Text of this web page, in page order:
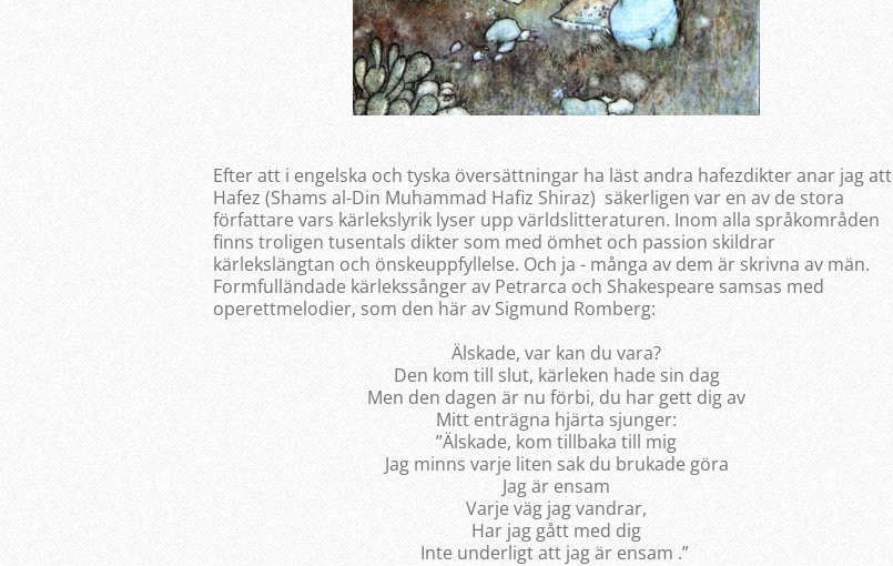
Efter att i engelska och tyska översättningar ha läst andra hafezdikter anar jag att
Hafez (Shams al-Din Muhammad Hafiz Shiraz) säkerligen var en av de stora
författare vars kärlekslyrik lyser upp världslitteraturen. Inom alla språkområden
finns troligen tusentals dikter som med ömhet och passion skildrar
kärlekslängtan och önskeuppfyllelse. Och ja - många av dem är skrivna av män.
Formfulländade kärlekssånger av Petrarca och Shakespeare samsas med
operettmelodier, som den här av Sigmund Romberg:
Älskade, var kan du vara?
Den kom till slut, kärleken hade sin dag
Men den dagen är nu förbi, du har gett dig av
Mitt enträgna hjärta sjunger:
”Älskade, kom tillbaka till mig
Jag minns varje liten sak du brukade göra
Jag är ensam
Varje väg jag vandrar,
Har jag gått med dig
Inte underligt att jag är ensam .”